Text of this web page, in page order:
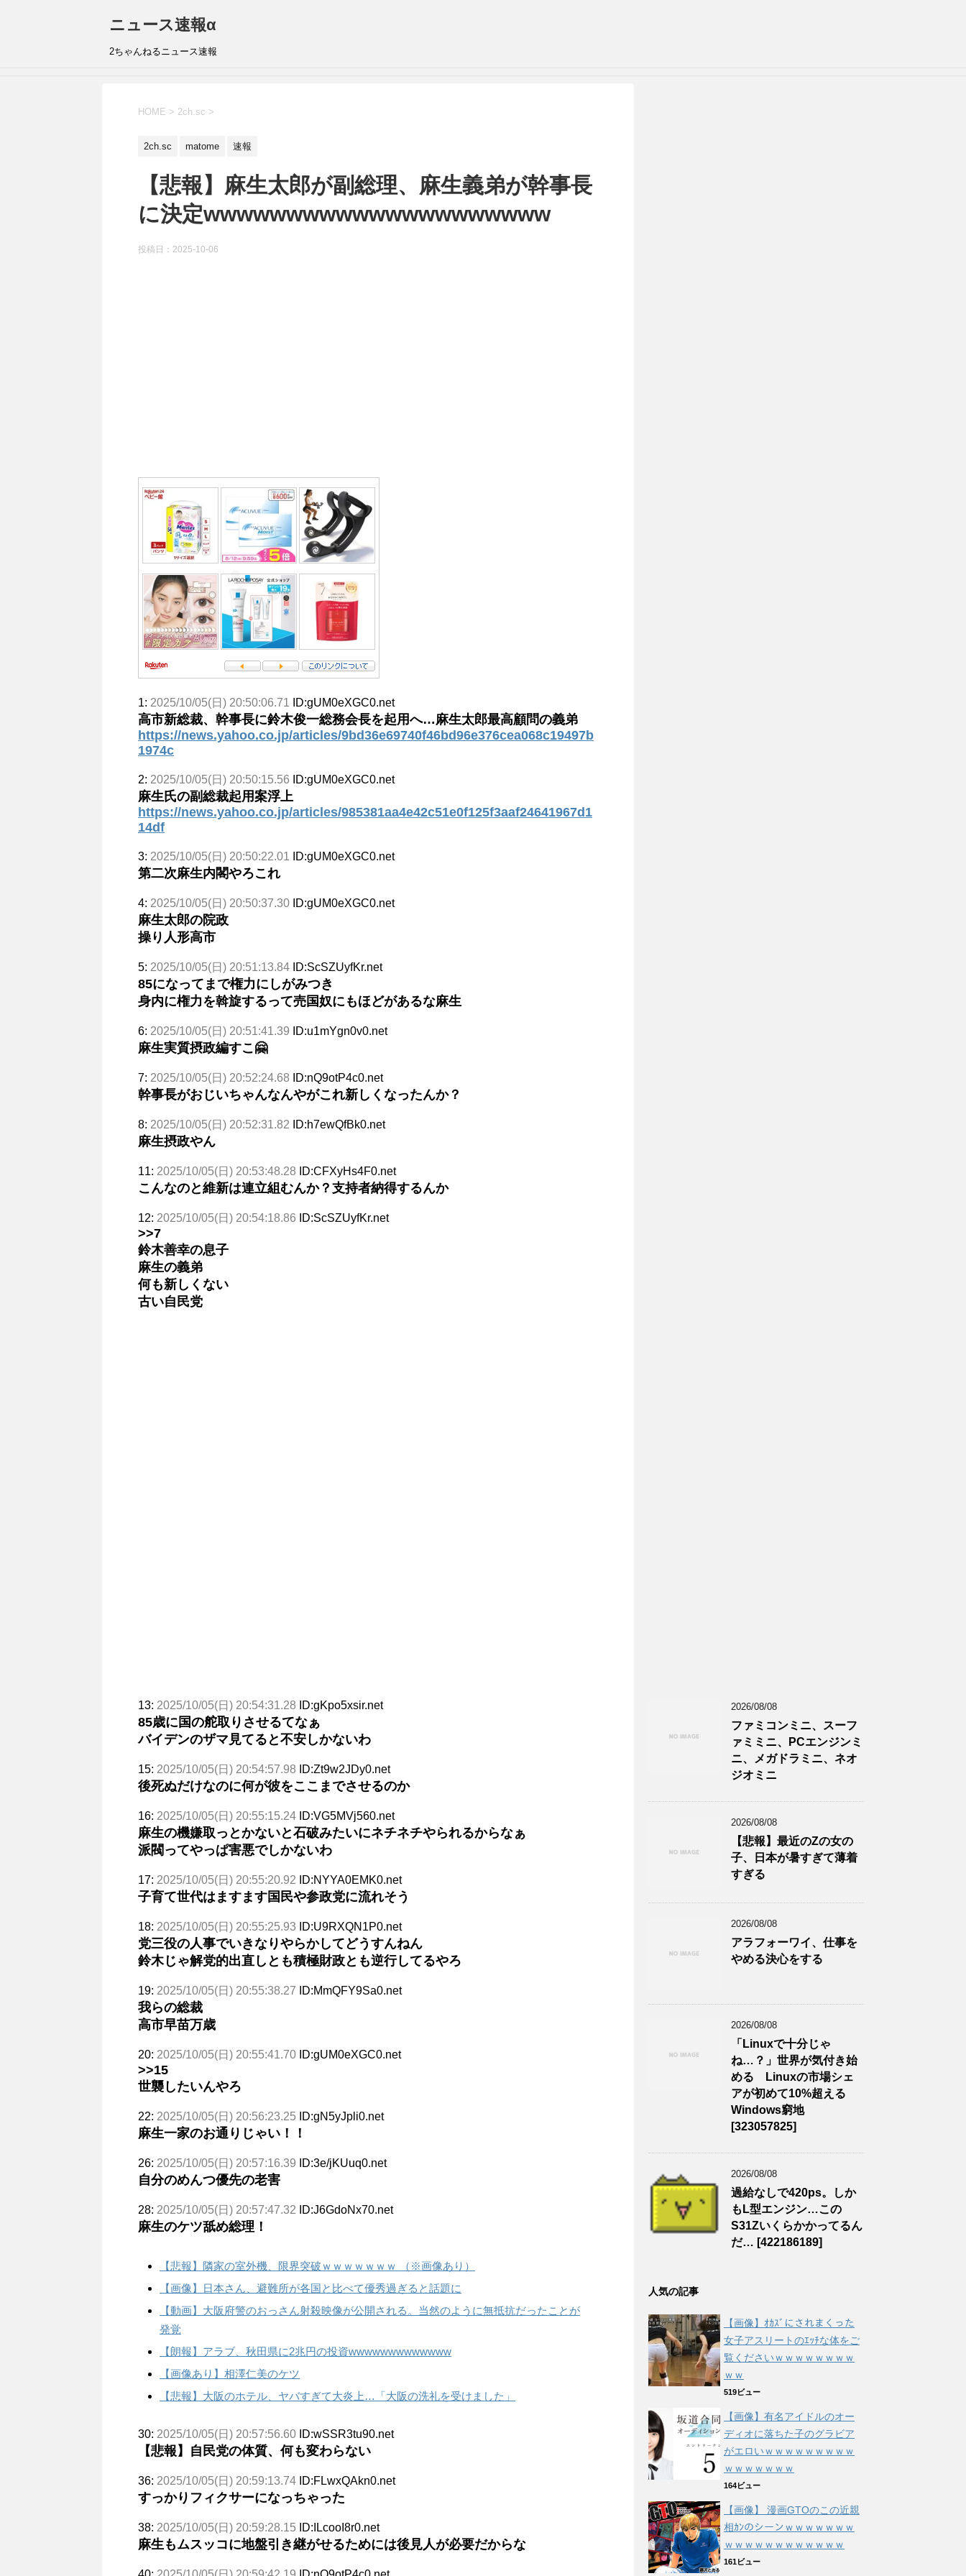
ニュース速報α
2ちゃんねるニュース速報
HOME > 2ch.sc >
2ch.sc matome 速報
【悲報】麻生太郎が副総理、麻生義弟が幹事長
に決定wwwwwwwwwwwwwwwwwwwww
投稿日： 2025-10-06
1: 2025/10/05(日) 20:50:06.71 ID:gUM0eXGC0.net
高市新総裁、幹事長に鈴木俊一総務会長を起用へ…麻生太郎最高顧問の義弟
https://news.yahoo.co.jp/articles/9bd36e69740f46bd96e376cea068c19497b
1974c
2: 2025/10/05(日) 20:50:15.56 ID:gUM0eXGC0.net
麻生氏の副総裁起用案浮上
https://news.yahoo.co.jp/articles/985381aa4e42c51e0f125f3aaf24641967d1
14df
3: 2025/10/05(日) 20:50:22.01 ID:gUM0eXGC0.net
第二次麻生内閣やろこれ
4: 2025/10/05(日) 20:50:37.30 ID:gUM0eXGC0.net
麻生太郎の院政
操り人形高市
5: 2025/10/05(日) 20:51:13.84 ID:ScSZUyfKr.net
85になってまで権力にしがみつき
身内に権力を斡旋するって売国奴にもほどがあるな麻生
6: 2025/10/05(日) 20:51:41.39 ID:u1mYgn0v0.net
麻生実質摂政編すこ🤗
7: 2025/10/05(日) 20:52:24.68 ID:nQ9otP4c0.net
幹事長がおじいちゃんなんやがこれ新しくなったんか？
8: 2025/10/05(日) 20:52:31.82 ID:h7ewQfBk0.net
麻生摂政やん
11: 2025/10/05(日) 20:53:48.28 ID:CFXyHs4F0.net
こんなのと維新は連立組むんか？支持者納得するんか
12: 2025/10/05(日) 20:54:18.86 ID:ScSZUyfKr.net
>>7
鈴木善幸の息子
麻生の義弟
何も新しくない
古い自民党
13: 2025/10/05(日) 20:54:31.28 ID:gKpo5xsir.net
85歳に国の舵取りさせるてなぁ
バイデンのザマ見てると不安しかないわ
15: 2025/10/05(日) 20:54:57.98 ID:Zt9w2JDy0.net
後死ぬだけなのに何が彼をここまでさせるのか
16: 2025/10/05(日) 20:55:15.24 ID:VG5MVj560.net
麻生の機嫌取っとかないと石破みたいにネチネチやられるからなぁ
派閥ってやっぱ害悪でしかないわ
17: 2025/10/05(日) 20:55:20.92 ID:NYYA0EMK0.net
子育て世代はますます国民や参政党に流れそう
18: 2025/10/05(日) 20:55:25.93 ID:U9RXQN1P0.net
党三役の人事でいきなりやらかしてどうすんねん
鈴木じゃ解党的出直しとも積極財政とも逆行してるやろ
19: 2025/10/05(日) 20:55:38.27 ID:MmQFY9Sa0.net
我らの総裁
高市早苗万歳
20: 2025/10/05(日) 20:55:41.70 ID:gUM0eXGC0.net
>>15
世襲したいんやろ
22: 2025/10/05(日) 20:56:23.25 ID:gN5yJpli0.net
麻生一家のお通りじゃい！！
26: 2025/10/05(日) 20:57:16.39 ID:3e/jKUuq0.net
自分のめんつ優先の老害
28: 2025/10/05(日) 20:57:47.32 ID:J6GdoNx70.net
麻生のケツ舐め総理！
【悲報】隣家の室外機、限界突破ｗｗｗｗｗｗｗ （※画像あり）
【画像】日本さん、避難所が各国と比べて優秀過ぎると話題に
【動画】大阪府警のおっさん射殺映像が公開される。当然のように無抵抗だったことが
発覚
【朗報】アラブ、秋田県に2兆円の投資wwwwwwwwwwwww
【画像あり】相澤仁美のケツ
【悲報】大阪のホテル、ヤバすぎて大炎上…「大阪の洗礼を受けました」
30: 2025/10/05(日) 20:57:56.60 ID:wSSR3tu90.net
【悲報】自民党の体質、何も変わらない
36: 2025/10/05(日) 20:59:13.74 ID:FLwxQAkn0.net
すっかりフィクサーになっちゃった
38: 2025/10/05(日) 20:59:28.15 ID:ILcooI8r0.net
麻生もムスッコに地盤引き継がせるためには後見人が必要だからな
2026/08/08
ファミコンミニ、スーフ
ァミミニ、PCエンジンミ
ニ、メガドラミニ、ネオ
ジオミニ
2026/08/08
【悲報】最近のZの女の
子、日本が暑すぎて薄着
すぎる
2026/08/08
アラフォーワイ、仕事を
やめる決心をする
2026/08/08
「Linuxで十分じゃ
ね…？」世界が気付き始
める Linuxの市場シェ
アが初めて10%超える
Windows窮地
[323057825]
2026/08/08
過給なしで420ps。しか
もL型エンジン…この
S31Zいくらかかってるん
だ… [422186189]
人気の記事
【画像】ｵｶｽﾞにされまくった
女子アスリートのｴｯﾁな体をご
覧くださいｗｗｗｗｗｗｗｗ
ｗｗ
519ビュー
【画像】有名アイドルのオー
ディオに落ちた子のグラビア
がエロいｗｗｗｗｗｗｗｗｗ
ｗｗｗｗｗｗｗ
164ビュー
【画像】 漫画GTOのこの近親
相ｶﾝのシーンｗｗｗｗｗｗｗ
ｗｗｗｗｗｗｗｗｗｗｗｗ
161ビュー